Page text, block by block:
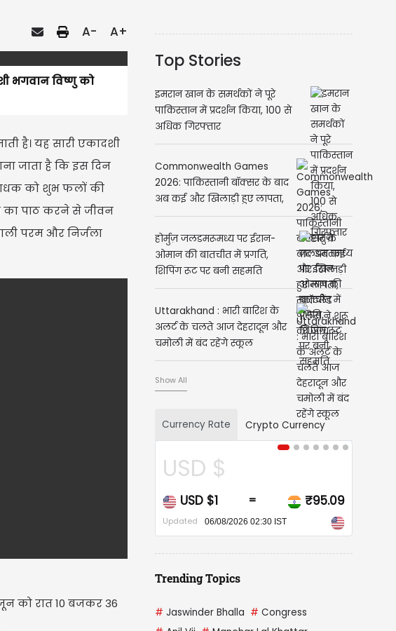
A- A+
भगवान विष्णु को
है। यह सारी एकादशी
जाता है कि इस दिन
को शुभ फलों की
का पाठ करने से जीवन
परम और निर्जला
को रात 10 बजकर 36
Top Stories
इमरान खान के समर्थकों ने पूरे
पाकिस्तान में प्रदर्शन किया, 100 से
अधिक गिरफ्तार
Commonwealth Games
2026: पाकिस्तानी बॉक्सर के बाद
अब कई और खिलाड़ी हुए लापता,
स्कॉटलैंड पुलिस ने शुरू की जांच
होर्मुज़ जलडमरूमध्य पर ईरान-
ओमान की बातचीत में प्रगति,
शिपिंग रूट पर बनी सहमति
Uttarakhand : भारी बारिश के
अलर्ट के चलते आज देहरादून और
चमोली में बंद रहेंगे स्कूल
Show All
Currency Rate Crypto Currency
CAD $
CAD $1 = ₹67.86
Updated 06/08/2026 02:30 IST
Trending Topics
# Jaswinder Bhalla # Congress